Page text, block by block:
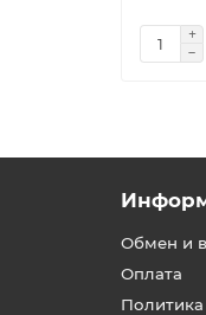
Обмен и
Оплата